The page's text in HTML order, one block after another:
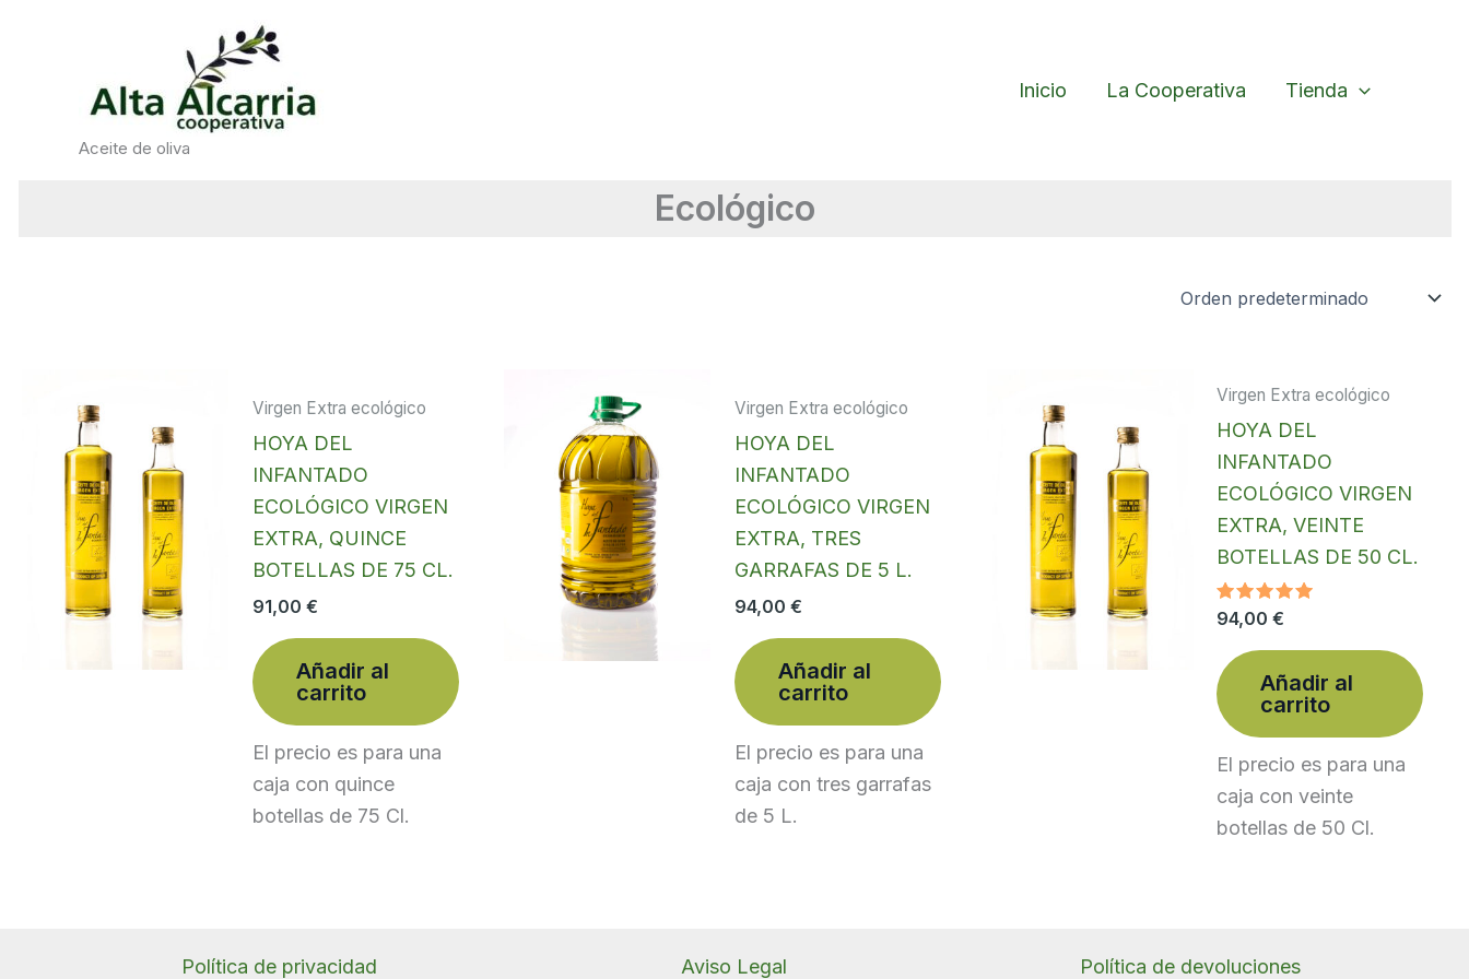
Aceite de oliva
Inicio La Cooperativa Tienda
Ecológico
Virgen Extra ecológico
HOYA DEL
INFANTADO
ECOLÓGICO VIRGEN
EXTRA, QUINCE
BOTELLAS DE 75 CL.
91,00 €
Añadir al
carrito
El precio es para una
caja con quince
botellas de 75 Cl.
Virgen Extra ecológico
HOYA DEL
INFANTADO
ECOLÓGICO VIRGEN
EXTRA, TRES
GARRAFAS DE 5 L.
94,00 €
Añadir al
carrito
El precio es para una
caja con tres garrafas
de 5 L.
Virgen Extra ecológico
HOYA DEL
INFANTADO
ECOLÓGICO VIRGEN
EXTRA, VEINTE
BOTELLAS DE 50 CL.
Valorado
con
5.00
de 5
94,00€
Añadir al
carrito
El precio es para una
caja con veinte
botellas de 50 Cl.
Política de privacidad Aviso Legal Política de devoluciones